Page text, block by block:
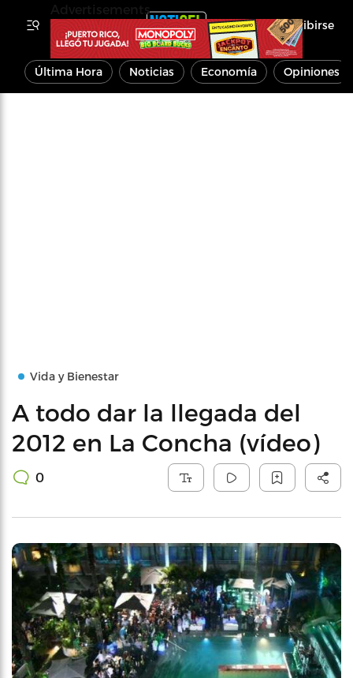
Inscribirse
Última Hora Noticias Economía Opiniones
Vida y Bienestar
A todo dar la llegada del
2012 en La Concha (vídeo)
0
Advertisements